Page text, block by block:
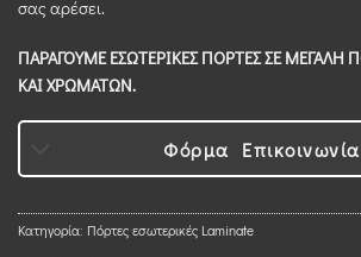
σας αρέσει.
ΠΑΡΑΓΟΥΜΕ ΕΣΩΤΕΡΙΚΕΣ ΠΟΡΤΕΣ ΣΕ ΜΕΓΑΛΗ
ΚΑΙ ΧΡΩΜΑΤΩΝ.
Φόρμα
Κατηγορία: Πόρτες εσωτερικές Laminate